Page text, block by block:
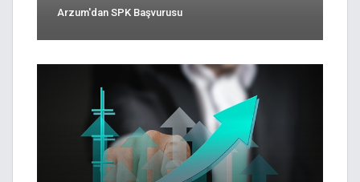
Arzum'dan SPK Başvurusu